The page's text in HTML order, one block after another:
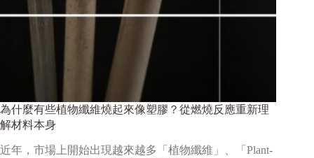
為什麼有些植物纖維燒起來像塑膠？從燃燒反應重新理
解材料本身
近年，市場上開始出現越來越多「植物纖維」、「Plant-